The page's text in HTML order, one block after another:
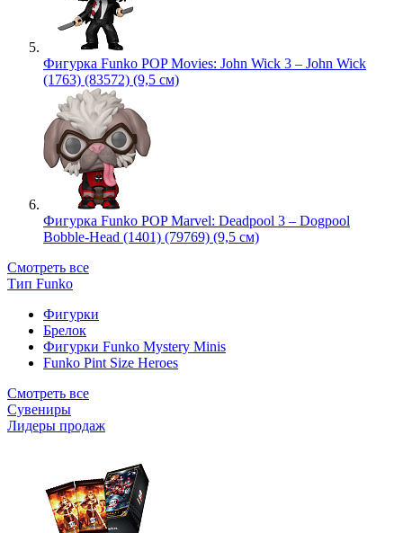
Фигурка Funko POP Movies: John Wick 3 – John Wick
(1763) (83572) (9,5 см)
Фигурка Funko POP Marvel: Deadpool 3 – Dogpool
Bobble-Head (1401) (79769) (9,5 см)
Смотреть все
Тип Funko
Фигурки
Брелок
Фигурки Funko Mystery Minis
Funko Pint Size Heroes
Смотреть все
Сувениры
Лидеры продаж